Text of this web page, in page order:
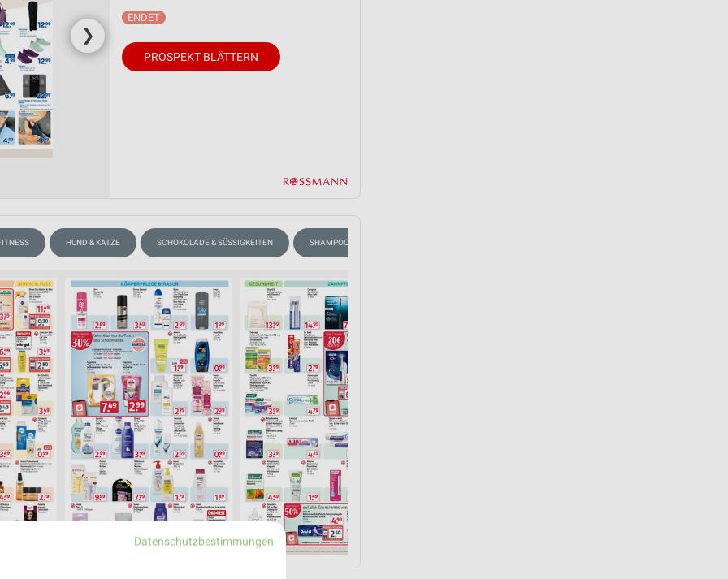
❯
PROSPEKT BLÄTTERN
HUND & KATZE SCHOKOLADE & SÜSSIGKEITEN SHAMPOO & HAARE
Datenschutzbestimmungen